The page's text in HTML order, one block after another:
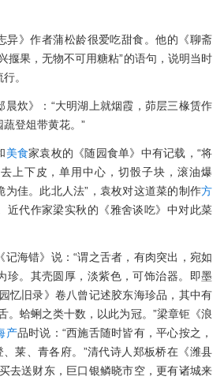
》作者蒲松龄很爱吃甜食。他的《聊斋
揠果，无物不可用糖粘”的语句，说明当时
。
炊》：“大明湖上就烟霞，茆层三椽赁作
登俎带黄花。”
美食家袁枚的《随园食单》中有记载，“将
上下皮，单用中心，切骰子块，滚油爆
为佳。此北人法”，袁枚对这道菜的制作方
近代作家梁实秋的《雅舍谈吃》中对此菜
海错》说：“谓之舌者，有肉突出，宛如
珍。其壳圆厚，淡紫色，可饰治器。即墨
忆旧录》卷八曾记述胶东海珍品，其中有
。蛤蜊之类十数，以此为冠。”梁章钜《浪
产品时说：“西施舌随时皆有，平心按之，
莱、青各府。”清代诗人郑板桥在《潍县
去送财东，巨口银鳞晓市空，更有诸城来